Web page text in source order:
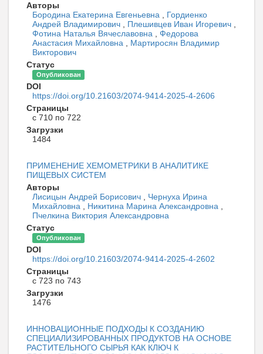
Авторы
Бородина Екатерина Евгеньевна
Гордиенко
Андрей Владимирович
Плешивцев Иван Игоревич
Фотина Наталья Вячеславовна
Федорова
Анастасия Михайловна
Мартиросян Владимир
Викторович
Статус
Опубликован
DOI
https://doi.org/10.21603/2074-9414-2025-4-2606
Страницы
с 710 по 722
Загрузки
1484
ПРИМЕНЕНИЕ ХЕМОМЕТРИКИ В АНАЛИТИКЕ
ПИЩЕВЫХ СИСТЕМ
Авторы
Лисицын Андрей Борисович
Чернуха Ирина
Михайловна
Никитина Марина Александровна
Пчелкина Виктория Александровна
Статус
Опубликован
DOI
https://doi.org/10.21603/2074-9414-2025-4-2602
Страницы
с 723 по 743
Загрузки
1476
ИННОВАЦИОННЫЕ ПОДХОДЫ К СОЗДАНИЮ
СПЕЦИАЛИЗИРОВАННЫХ ПРОДУКТОВ НА ОСНОВЕ
РАСТИТЕЛЬНОГО СЫРЬЯ КАК КЛЮЧ К